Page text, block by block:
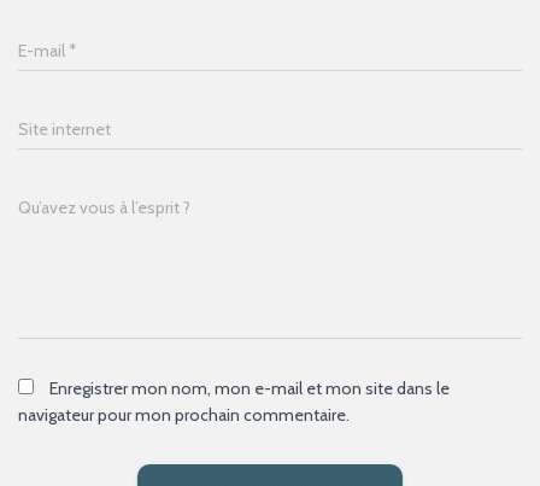
E-mail *
Site internet
Qu’avez vous à l’esprit ?
Enregistrer mon nom, mon e-mail et mon site dans le
navigateur pour mon prochain commentaire.